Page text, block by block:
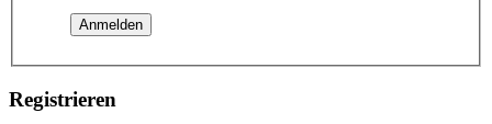
Registrieren